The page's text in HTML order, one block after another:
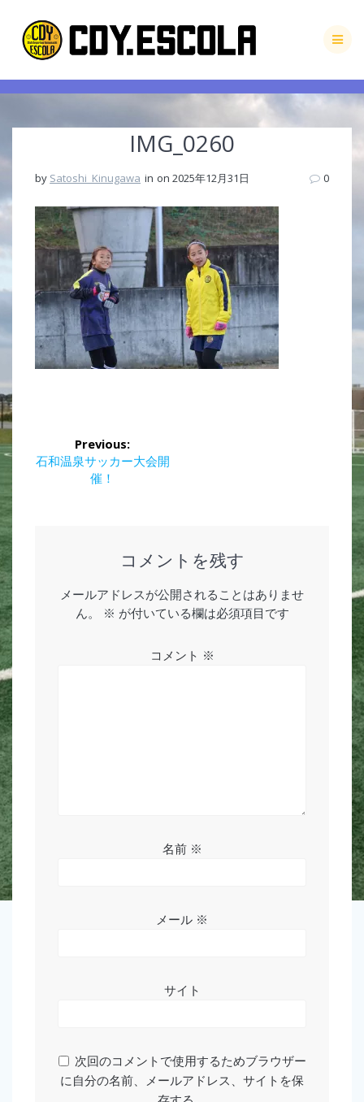
to
content
IMG_0260
by Satoshi_Kinugawa in on 2025年12月31日 0
投
稿
ナ
ビ
ゲ
ー
シ
ョ
ン
Previous:
Previous
石和温泉サッカー大会開
催！
コメントを残す
メールアドレスが公開されることはありませ
ん。
※ が付いている欄は必須項目です
コメント ※
名前 ※
メール ※
サイト
次回のコメントで使用するためブラウザー
に自分の名前、メールアドレス、サイトを保